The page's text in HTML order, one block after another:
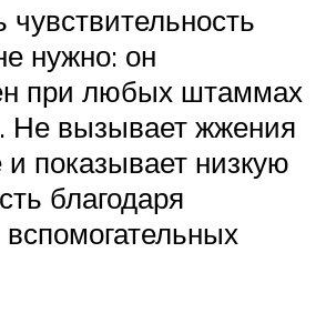
нужно: он
при любых штаммах
Не вызывает жжения
показывает низкую
благодаря